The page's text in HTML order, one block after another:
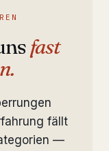
fast
fällt
—